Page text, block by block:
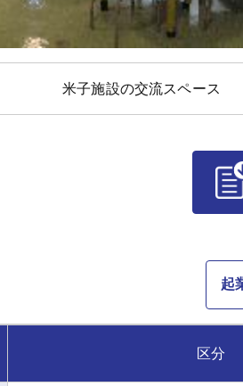
米子施設の交流スペース
起
区分